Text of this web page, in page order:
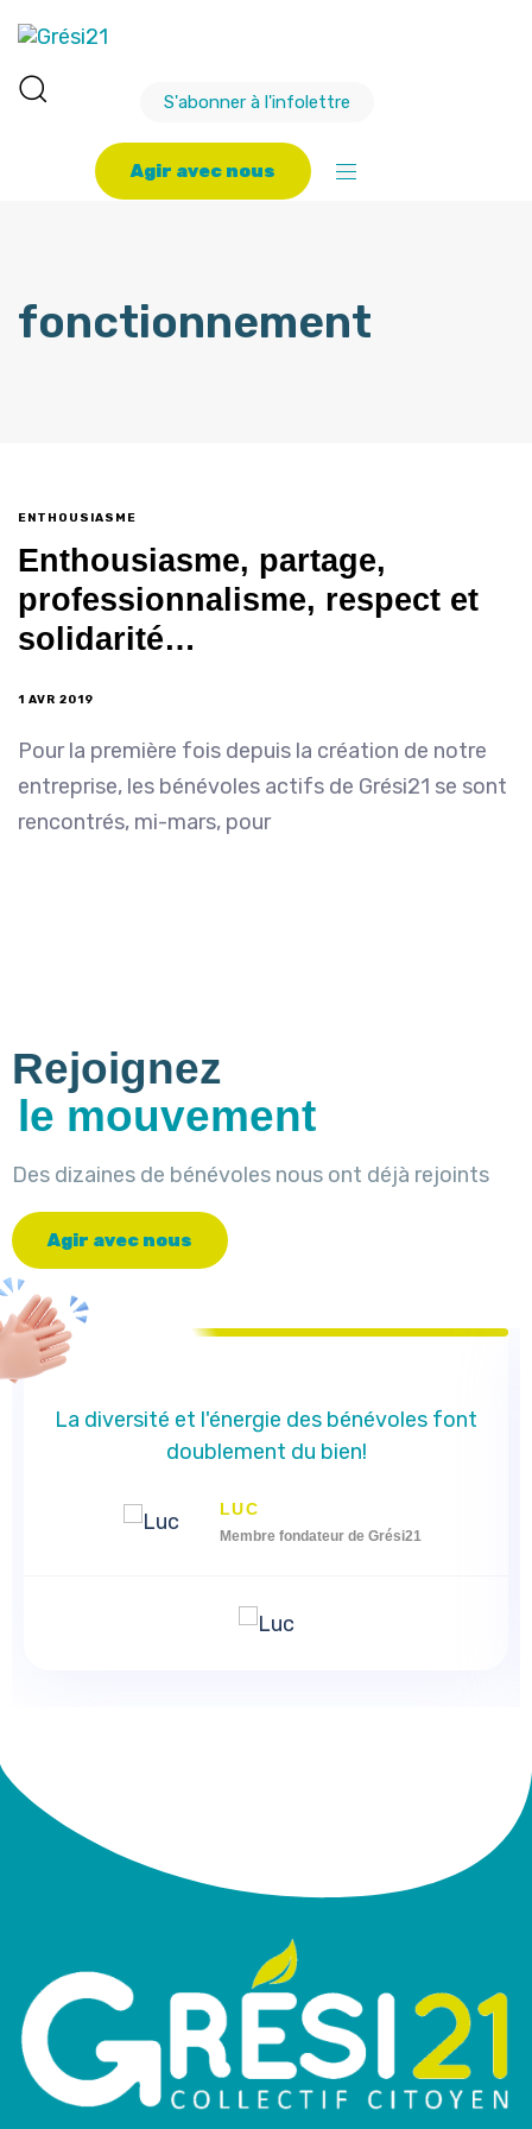
S'abonner à l'infolettre
Agir avec nous
fonctionnement
ENTHOUSIASME
Enthousiasme, partage,
professionnalisme, respect et
solidarité…
1 AVR 2019
Pour la première fois depuis la création de notre
entreprise, les bénévoles actifs de Grési21 se sont
rencontrés, mi-mars, pour
Rejoignez
le mouvement
Des dizaines de bénévoles nous ont déjà rejoints
Agir avec nous
La diversité et l'énergie des bénévoles font
doublement du bien!
LUC
Membre fondateur de Grési21